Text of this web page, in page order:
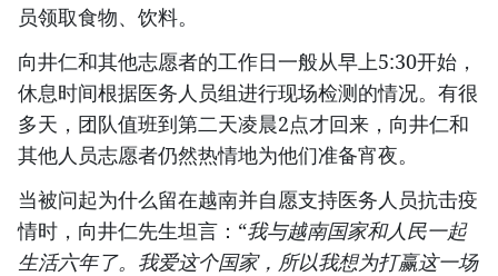
员领取食物、饮料。
向井仁和其他志愿者的工作日一般从早上5:30开始，
休息时间根据医务人员组进行现场检测的情况。有很
多天，团队值班到第二天凌晨2点才回来，向井仁和
其他人员志愿者仍然热情地为他们准备宵夜。
当被问起为什么留在越南并自愿支持医务人员抗击疫
情时，向井仁先生坦言：“我与越南国家和人民一起
生活六年了。我爱这个国家，所以我想为打赢这一场